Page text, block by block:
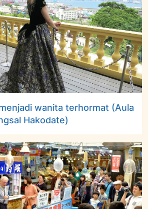
wanita terhormat (Aula
Hakodate)